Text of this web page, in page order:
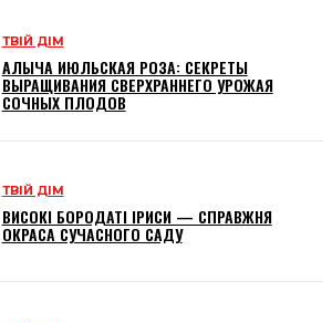
ТВІЙ ДІМ
АЛЫЧА ИЮЛЬСКАЯ РОЗА: СЕКРЕТЫ
ВЫРАЩИВАНИЯ СВЕРХРАННЕГО УРОЖАЯ
СОЧНЫХ ПЛОДОВ
ТВІЙ ДІМ
ВИСОКІ БОРОДАТІ ІРИСИ — СПРАВЖНЯ
ОКРАСА СУЧАСНОГО САДУ